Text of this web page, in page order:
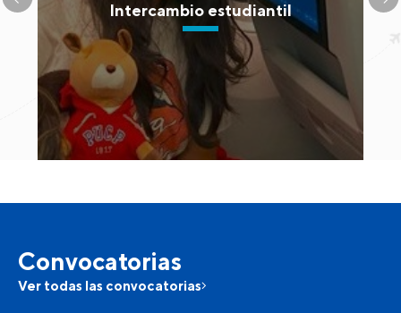
Intercambio estudiantil
Convocatorias
Ver todas las convocatorias